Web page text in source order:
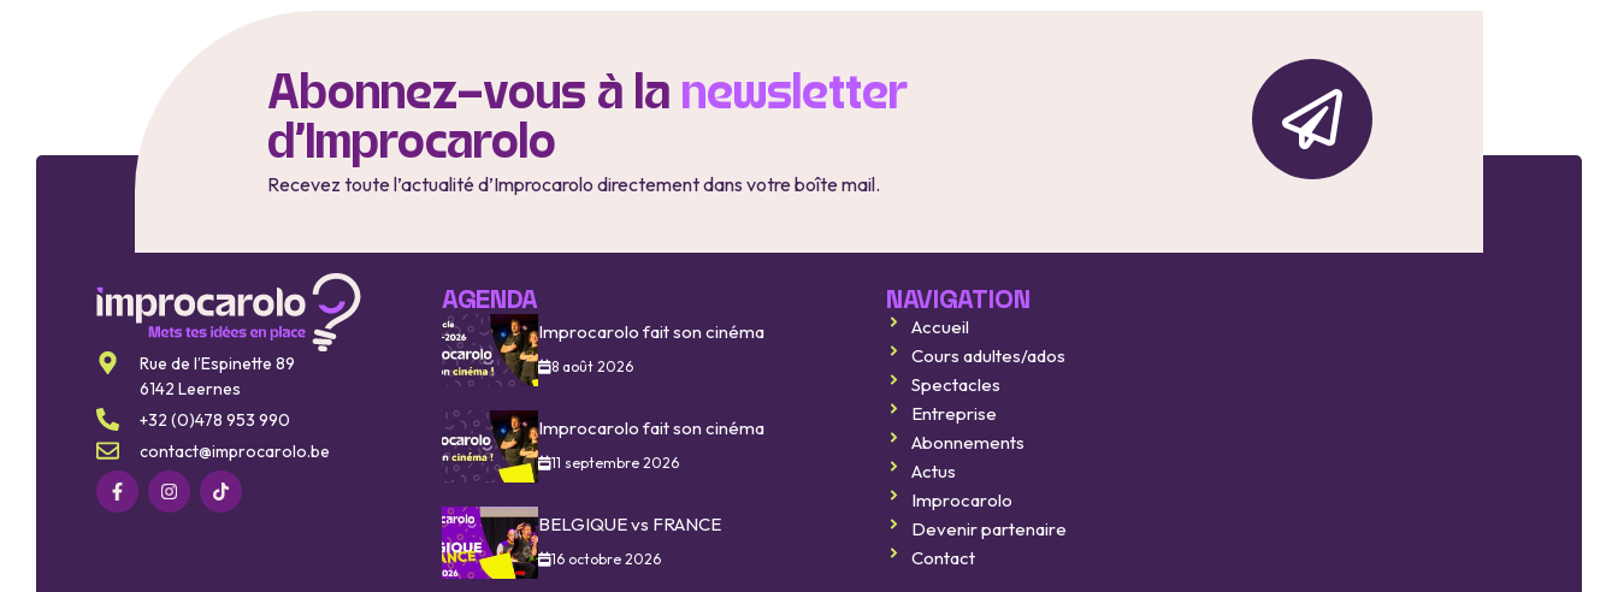
Abonnez-vous à la newsletter
d'Improcarolo
Recevez toute l’actualité d’Improcarolo directement dans votre boîte mail.
Rue de l’Espinette 89
6142 Leernes
+32 (0)478 953 990
contact@improcarolo.be
AGENDA
Improcarolo fait son cinéma
8 août 2026
Improcarolo fait son cinéma
11 septembre 2026
BELGIQUE vs FRANCE
16 octobre 2026
NAVIGATION
Accueil
Cours adultes/ados
Spectacles
Entreprise
Abonnements
Actus
Improcarolo
Devenir partenaire
Contact